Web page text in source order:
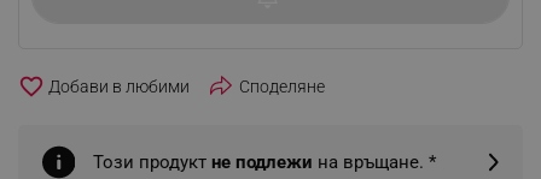
favorite_border Споделяне
Този продукт не подлежи на връщане. *